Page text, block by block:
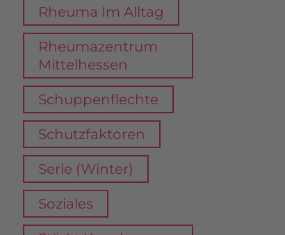
Rheuma Im Alltag
Rheumazentrum
Mittelhessen
Schuppenflechte
Schutzfaktoren
Serie (Winter)
Soziales